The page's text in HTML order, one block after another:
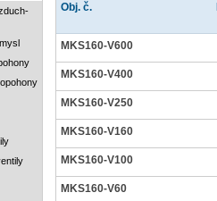
Obj. č.
MKS160-V600
MKS160-V400
MKS160-V250
MKS160-V160
MKS160-V100
MKS160-V60